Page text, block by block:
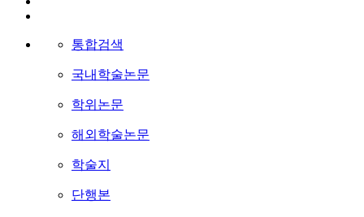
통합검색
국내학술논문
학위논문
해외학술논문
학술지
단행본